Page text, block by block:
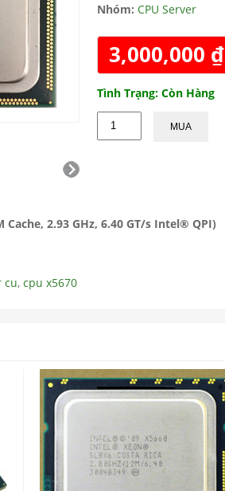
Nhóm: CPU Server
3,000,000 ₫
Tình Trạng: Còn Hàng
MUA
Cache, 2.93 GHz, 6.40 GT/s Intel® QPI)
cu, cpu x5670